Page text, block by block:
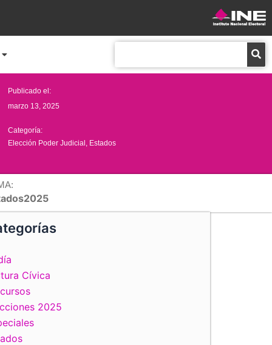
Publicado el:
marzo 13, 2025
Categoría:
Elección Poder Judicial Estados
Cívica
2025